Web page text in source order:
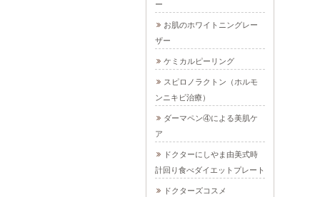
ー
お肌のホワイトニングレー
ザー
ケミカルピーリング
スピロノラクトン（ホルモ
ンニキビ治療）
ダーマペン④による美肌ケ
ア
ドクターにしやま由美式時
計回り食べダイエットプレート
ドクターズコスメ